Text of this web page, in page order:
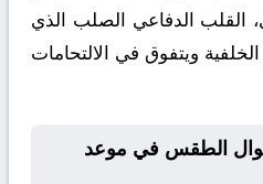
الدفاعي الصلب الذي
ويتفوق في الالتحامات
الطقس في موعد